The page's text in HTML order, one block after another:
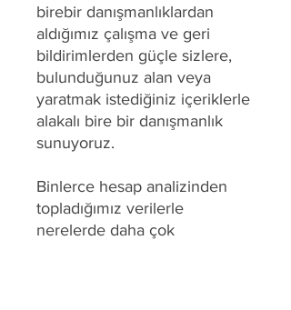
birebir danışmanlıklardan
aldığımız çalışma ve geri
bildirimlerden güçle sizlere,
bulunduğunuz alan veya
yaratmak istediğiniz içeriklerle
alakalı bire bir danışmanlık
sunuyoruz.
Binlerce hesap analizinden
topladığımız verilerle
nerelerde daha çok